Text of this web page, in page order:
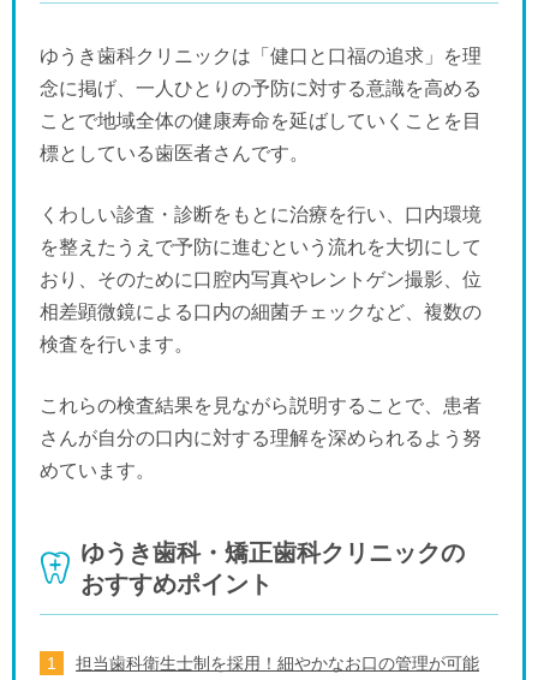
ゆうき歯科クリニックは「健口と口福の追求」を理
念に掲げ、一人ひとりの予防に対する意識を高める
ことで地域全体の健康寿命を延ばしていくことを目
標としている歯医者さんです。
くわしい診査・診断をもとに治療を行い、口内環境
を整えたうえで予防に進むという流れを大切にして
おり、そのために口腔内写真やレントゲン撮影、位
相差顕微鏡による口内の細菌チェックなど、複数の
検査を行います。
これらの検査結果を見ながら説明することで、患者
さんが自分の口内に対する理解を深められるよう努
めています。
ゆうき歯科・矯正歯科クリニックの
おすすめポイント
担当歯科衛生士制を採用！細やかなお口の管理が可能